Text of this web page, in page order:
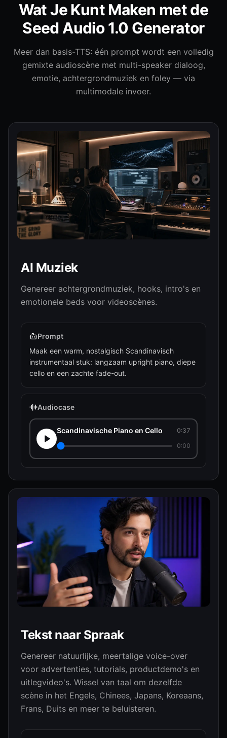
Seed Audio 1.0
Generator
Aangedreven door ByteDance Seed Audio 1.0 — een
Gebruik tekst, referentie-audio of afbeeldingen voor
zero-shot stemcontrole en uitzendklare scènes.
Audio Design
Wat Je Kunt Maken met de
Seed Audio 1.0 Generator
Meer dan basis-TTS: één prompt wordt een volledig
gemixte audioscène met multi-speaker dialoog,
emotie, achtergrondmuziek en foley — via
multimodale invoer.
AI Muziek
Genereer achtergrondmuziek, hooks, intro's en
emotionele beds voor videoscènes.
Prompt
Maak een warm, nostalgisch Scandinavisch
instrumentaal stuk: langzaam upright piano, diepe
cello en een zachte fade-out.
Audiocase
Scandinavische Piano en Cello
0:37
0:00
Tekst naar Spraak
Genereer natuurlijke, meertalige voice-over
voor advertenties, tutorials, productdemo's en
uitlegvideo's. Wissel van taal om dezelfde
scène in het Engels, Chinees, Japans, Koreaans,
Frans, Duits en meer te beluisteren.